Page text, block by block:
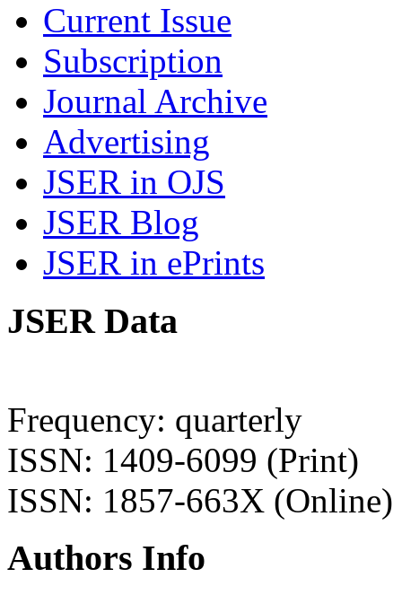
Current Issue
Subscription
Journal Archive
Advertising
JSER in OJS
JSER Blog
JSER in ePrints
JSER Data
Frequency: quarterly
ISSN: 1409-6099 (Print)
ISSN: 1857-663X (Online)
Authors Info